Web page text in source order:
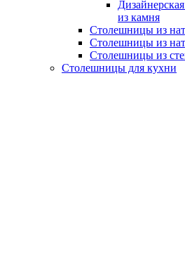
из камня
Столешницы из
Столешницы из
Столешницы из
Столешницы для кухни